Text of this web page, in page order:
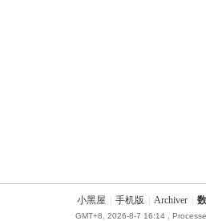
小黑屋 手机版 Archiver
GMT+8, 2026-8-7 16:14,